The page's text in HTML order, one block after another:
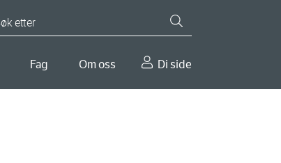
Fag Om oss Di side